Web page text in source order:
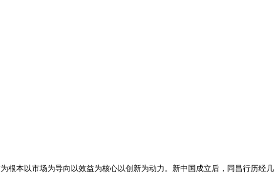
本以市场为导向以效益为核心以创新为动力。新中国成立后，同昌行历经